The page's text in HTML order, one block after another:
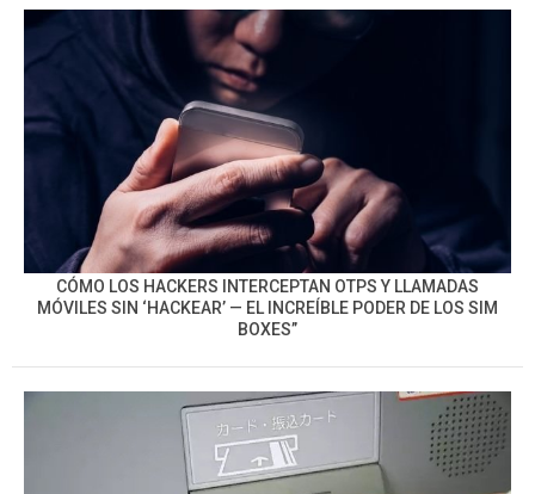
CÓMO LOS HACKERS INTERCEPTAN OTPS Y LLAMADAS
MÓVILES SIN ‘HACKEAR’ — EL INCREÍBLE PODER DE LOS SIM
BOXES”